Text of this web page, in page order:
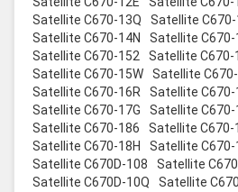
Satellite C670-13Q
Satellite
Satellite C670-14N
Satellite C670-
Satellite C670-152
Satellite C670-
Satellite C670-15W
Satellite
Satellite C670-16R
Satellite C670-
Satellite C670-17G
Satellite C670-
Satellite C670-186
Satellite C670-
Satellite C670-18H
Satellite C670-
Satellite C670D-108
Satellite
Satellite C670D-10Q
Satellite